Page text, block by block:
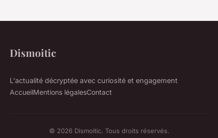
Dismoitic
L'actualité décryptée avec curiosité et engagement
AccueilMentions légalesContact
© 2026 Dismoitic. Tous droits réservés.